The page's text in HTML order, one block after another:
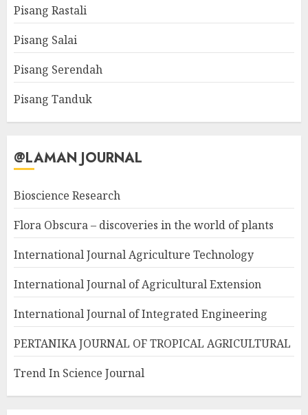
Pisang Rastali
Pisang Salai
Pisang Serendah
Pisang Tanduk
@LAMAN JOURNAL
Bioscience Research
Flora Obscura – discoveries in the world of plants
International Journal Agriculture Technology
International Journal of Agricultural Extension
International Journal of Integrated Engineering
PERTANIKA JOURNAL OF TROPICAL AGRICULTURAL
Trend In Science Journal